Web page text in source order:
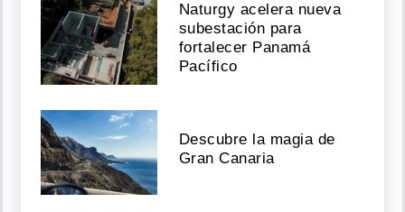
Naturgy acelera nueva
subestación para
fortalecer Panamá
Pacífico
Descubre la magia de
Gran Canaria